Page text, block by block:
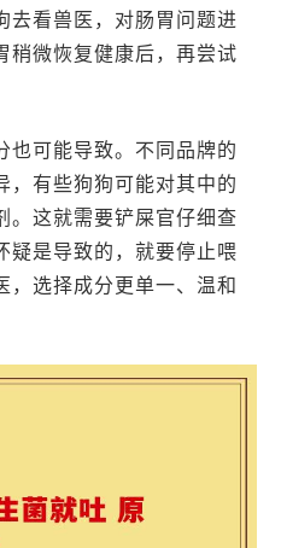
去看兽医，对肠胃问题进
稍微恢复健康后，再尝试
也可能导致。不同品牌的
，有些狗狗可能对其中的
。这就需要铲屎官仔细查
疑是导致的，就要停止喂
，选择成分更单一、温和